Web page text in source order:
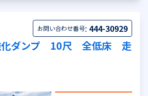
お問い合わせ番号: 444-30929
ダンプ 10尺 全低床 走